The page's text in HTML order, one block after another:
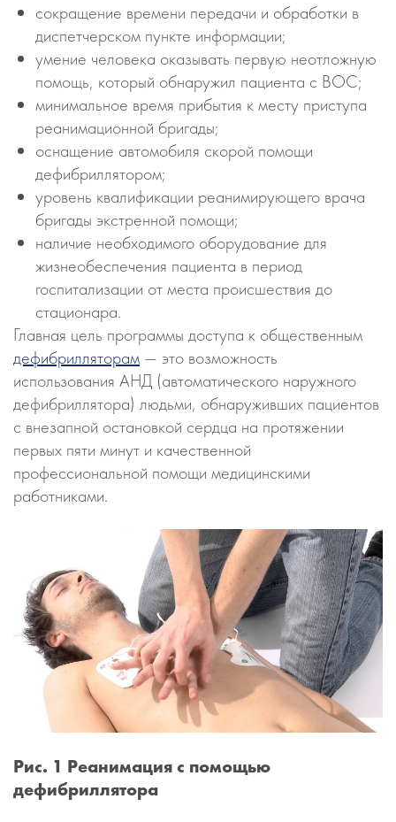
сокращение времени передачи и обработки в
диспетчерском пункте информации;
умение человека оказывать первую неотложную
помощь, который обнаружил пациента с ВОС;
минимальное время прибытия к месту приступа
реанимационной бригады;
оснащение автомобиля скорой помощи
дефибриллятором;
уровень квалификации реанимирующего врача
бригады экстренной помощи;
наличие необходимого оборудование для
жизнеобеспечения пациента в период
госпитализации от места происшествия до
стационара.
Главная цель программы доступа к общественным
дефибрилляторам — это возможность
использования АНД (автоматического наружного
дефибриллятора) людьми, обнаруживших пациентов
с внезапной остановкой сердца на протяжении
первых пяти минут и качественной
профессиональной помощи медицинскими
работниками.
Рис. 1 Реанимация с помощью
дефибриллятора